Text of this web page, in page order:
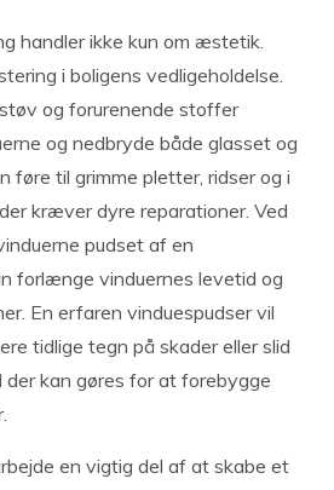
handler ikke kun om æstetik.
i boligens vedligeholdelse.
og forurenende stoffer
og nedbryde både glasset og
føre til grimme pletter, ridser og i
kræver dyre reparationer. Ved
pudset af en
forlænge vinduernes levetid og
En erfaren vinduespudser vil
tidlige tegn på skader eller slid
der kan gøres for at forebygge
en vigtig del af at skabe et